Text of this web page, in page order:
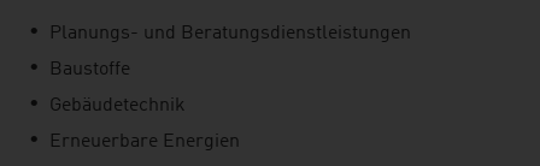
Planungs- und Beratungsdienstleistungen
Baustoffe
Gebäudetechnik
Erneuerbare Energien